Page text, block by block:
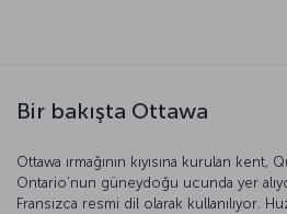
Bir bakışta Ottawa
Ottawa ırmağının kıyısına kurulan kent,
Ontario’nun güneydoğu ucunda yer
Fransızca resmi dil olarak kullanılıyor.